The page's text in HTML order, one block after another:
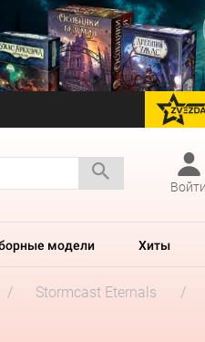
Войти
модели Хиты
Stormcast Eternals